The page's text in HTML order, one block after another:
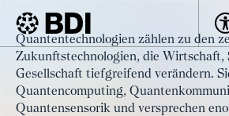
BDI Artikel
Artikel
Strategische
Deutschlands Rolle im
Quantenrennen sichern
Quantentechnologien zählen zu den
Zukunftstechnologien, die Wirtschaft,
Gesellschaft tiefgreifend verändern.
Quantencomputing,
Quantensensorik und versprechen